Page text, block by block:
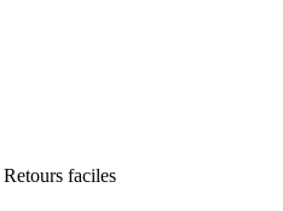
Retours faciles